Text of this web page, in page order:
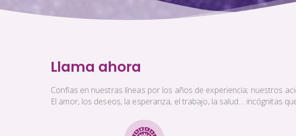
Llama ahora
Confías en nuestras líneas por los años de experiencia; nuestros
El amor, los deseos, la esperanza, el trabajo, la salud… incógnitas